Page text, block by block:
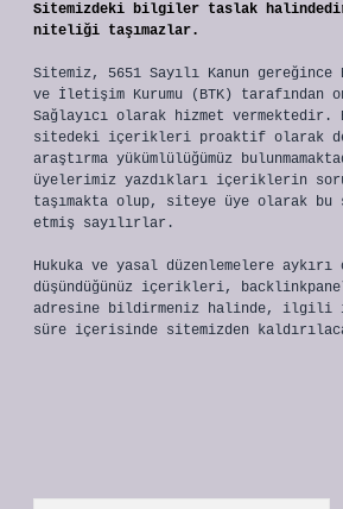
Sitemizdeki bilgiler taslak
niteliği taşımazlar.
Sitemiz, 5651 Sayılı Kanun
ve İletişim Kurumu (BTK) tarafından
Sağlayıcı olarak hizmet vermektedir.
sitedeki içerikleri proaktif olarak
araştırma yükümlülüğümüz
üyelerimiz yazdıkları içeriklerin
taşımakta olup, siteye üye olarak bu
etmiş sayılırlar.
Hukuka ve yasal düzenlemelere aykırı
düşündüğünüz içerikleri,
adresine bildirmeniz halinde, ilgili
süre içerisinde sitemizden